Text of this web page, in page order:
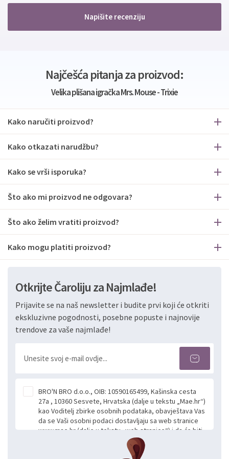
Napišite recenziju
Najčešća pitanja za proizvod:
Velika plišana igračka Mrs. Mouse - Trixie
Kako naručiti proizvod?
Kako otkazati narudžbu?
Kako se vrši isporuka?
Što ako mi proizvod ne odgovara?
Što ako želim vratiti proizvod?
Kako mogu platiti proizvod?
Otkrijte Čaroliju za Najmlađe!
Prijavite se na naš newsletter i budite prvi koji će otkriti
ekskluzivne pogodnosti, posebne popuste i najnovije
trendove za vaše najmlađe!
BRO'N BRO d.o.o., OIB: 10590165499, Kašinska cesta
27a , 10360 Sesvete, Hrvatska (dalje u tekstu „Mae.hr“)
kao Voditelj zbirke osobnih podataka, obavještava Vas
da se Vaši osobni podaci dostavljaju sa web stranice
www.mae.hr (dalje u tekstu „web stranice“) i da će biti
obrađeni. Prihvaćanjem ove Izjave smatra se da
slobodno i izričito dajete privolu za prikupljanje i daljnju